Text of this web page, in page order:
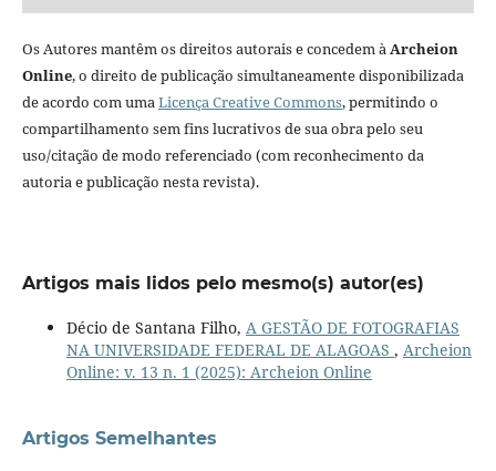
Os Autores mantêm os direitos autorais e concedem àArcheion
Online, o direito de publicação simultaneamente disponibilizada
de acordo com umaLicença Creative Commons, permitindo o
compartilhamento sem fins lucrativos de sua obra pelo seu
uso/citação de modo referenciado (com reconhecimento da
autoria e publicação nesta revista).
Artigos mais lidos pelo mesmo(s) autor(es)
Décio de Santana Filho, A GESTÃO DE FOTOGRAFIAS
NA UNIVERSIDADE FEDERAL DE ALAGOAS , Archeion
Online: v. 13 n. 1 (2025): Archeion Online
Artigos Semelhantes